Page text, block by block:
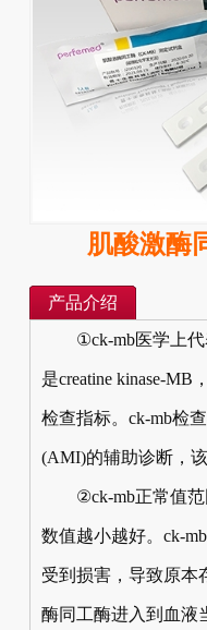
肌酸激酶
产品介绍
①ck-mb医学上代
是creatine kinase-
检查指标。ck-mb检
(AMI)的辅助诊断，
②ck-mb正常值范围
数值越小越好。ck-
受到损害，导致原本
酶同工酶进入到血液